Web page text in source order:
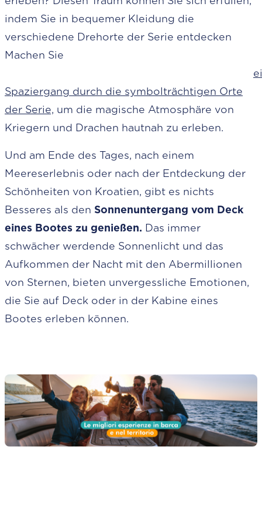
indem Sie in bequemer Kleidung die
verschiedene Drehorte der Serie entdecken
Machen Sie
Spaziergang durch die symbolträchtigen Orte
der Serie, um die magische Atmosphäre von
Kriegern und Drachen hautnah zu erleben.
Und am Ende des Tages, nach einem
Meereserlebnis oder nach der Entdeckung der
Schönheiten von Kroatien, gibt es nichts
Besseres als den Sonnenuntergang vom Deck
eines Bootes zu genießen. Das immer
schwächer werdende Sonnenlicht und das
Aufkommen der Nacht mit den Abermillionen
von Sternen, bieten unvergessliche Emotionen,
die Sie auf Deck oder in der Kabine eines
Bootes erleben können.